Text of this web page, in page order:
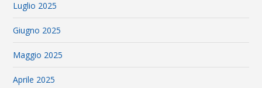
Luglio 2025
Giugno 2025
Maggio 2025
Aprile 2025